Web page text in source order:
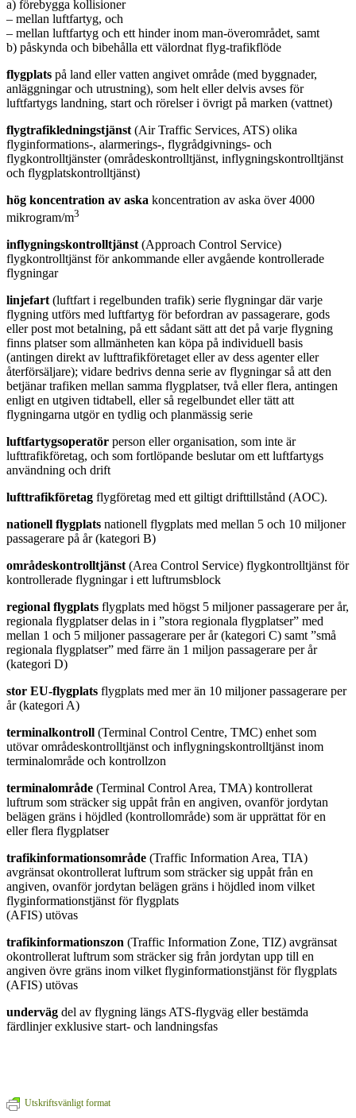
a) förebygga kollisioner
– mellan luftfartyg, och
– mellan luftfartyg och ett hinder inom man-överområdet, samt
b) påskynda och bibehålla ett välordnat flyg-trafikflöde
flygplats på land eller vatten angivet område (med byggnader,
anläggningar och utrustning), som helt eller delvis avses för
luftfartygs landning, start och rörelser i övrigt på marken (vattnet)
flygtrafikledningstjänst (Air Traffic Services, ATS) olika
flyginformations-, alarmerings-, flygrådgivnings- och
flygkontrolltjänster (områdeskontrolltjänst, inflygningskontrolltjänst
och flygplatskontrolltjänst)
hög koncentration av aska koncentration av aska över 4000
mikrogram/m3
inflygningskontrolltjänst (Approach Control Service)
flygkontrolltjänst för ankommande eller avgående kontrollerade
flygningar
linjefart (luftfart i regelbunden trafik) serie flygningar där varje
flygning utförs med luftfartyg för befordran av passagerare, gods
eller post mot betalning, på ett sådant sätt att det på varje flygning
finns platser som allmänheten kan köpa på individuell basis
(antingen direkt av lufttrafikföretaget eller av dess agenter eller
återförsäljare); vidare bedrivs denna serie av flygningar så att den
betjänar trafiken mellan samma flygplatser, två eller flera, antingen
enligt en utgiven tidtabell, eller så regelbundet eller tätt att
flygningarna utgör en tydlig och planmässig serie
luftfartygsoperatör person eller organisation, som inte är
lufttrafikföretag, och som fortlöpande beslutar om ett luftfartygs
användning och drift
lufttrafikföretag flygföretag med ett giltigt drifttillstånd (AOC).
nationell flygplats nationell flygplats med mellan 5 och 10 miljoner
passagerare på år (kategori B)
områdeskontrolltjänst (Area Control Service) flygkontrolltjänst för
kontrollerade flygningar i ett luftrumsblock
regional flygplats flygplats med högst 5 miljoner passagerare per år,
regionala flygplatser delas in i ”stora regionala flygplatser” med
mellan 1 och 5 miljoner passagerare per år (kategori C) samt ”små
regionala flygplatser” med färre än 1 miljon passagerare per år
(kategori D)
stor EU-flygplats flygplats med mer än 10 miljoner passagerare per
år (kategori A)
terminalkontroll (Terminal Control Centre, TMC) enhet som
utövar områdeskontrolltjänst och inflygningskontrolltjänst inom
terminalområde och kontrollzon
terminalområde (Terminal Control Area, TMA) kontrollerat
luftrum som sträcker sig uppåt från en angiven, ovanför jordytan
belägen gräns i höjdled (kontrollområde) som är upprättat för en
eller flera flygplatser
trafikinformationsområde (Traffic Information Area, TIA)
avgränsat okontrollerat luftrum som sträcker sig uppåt från en
angiven, ovanför jordytan belägen gräns i höjdled inom vilket
flyginformationstjänst för flygplats
(AFIS) utövas
trafikinformationszon (Traffic Information Zone, TIZ) avgränsat
okontrollerat luftrum som sträcker sig från jordytan upp till en
angiven övre gräns inom vilket flyginformationstjänst för flygplats
(AFIS) utövas
underväg del av flygning längs ATS-flygväg eller bestämda
färdlinjer exklusive start- och landningsfas
Utskriftsvänligt format